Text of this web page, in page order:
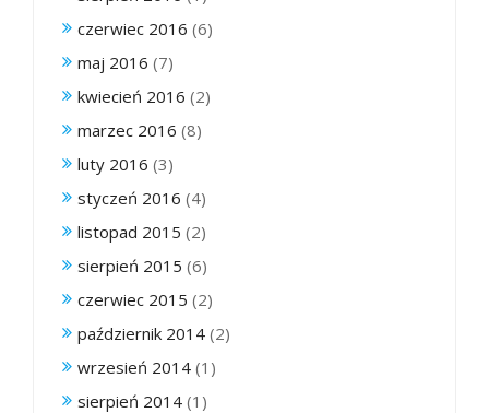
czerwiec 2016 (6)
maj 2016 (7)
kwiecień 2016 (2)
marzec 2016 (8)
luty 2016 (3)
styczeń 2016 (4)
listopad 2015 (2)
sierpień 2015 (6)
czerwiec 2015 (2)
październik 2014 (2)
wrzesień 2014 (1)
sierpień 2014 (1)